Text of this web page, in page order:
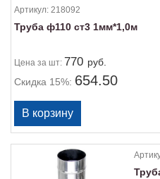
Артикул: 218092
Труба ф110 ст3 1мм*1,0м
Цена за шт: 770 руб.
Скидка 15%: 654.50